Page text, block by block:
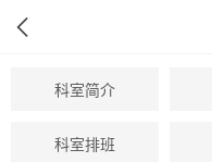
科室简介
科室排班